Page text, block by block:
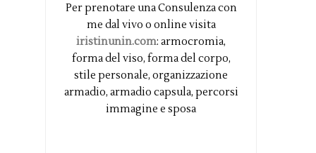
Per prenotare una Consulenza con
me dal vivo o online visita
iristinunin.com: armocromia,
forma del viso, forma del corpo,
stile personale, organizzazione
armadio, armadio capsula, percorsi
immagine e sposa